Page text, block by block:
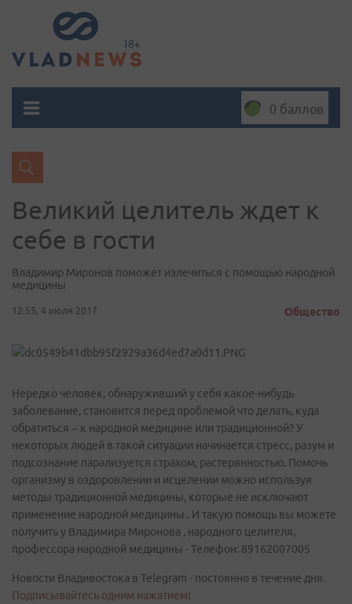
0 баллов
Великий целитель ждет к
себе в гости
Владимир Миронов поможет излечиться с помощью народной
медицины
12:55, 4 июля 2017 Общество
Нередко человек, обнаруживший у себя какое-нибудь
заболевание, становится перед проблемой что делать, куда
обратиться – к народной медицине или традиционной? У
некоторых людей в такой ситуации начинается стресс, разум и
подсознание парализуется страхом, растерянностью. Помочь
организму в оздоровлении и исцелении можно используя
методы традиционной медицины, которые не исключают
применение народной медицины.. И такую помощь вы можете
получить у Владимира Миронова , народного целителя,
профессора народной медицины - Телефон: 89162007005
Новости Владивостока в Telegram - постоянно в течение дня.
Подписывайтесь одним нажатием!